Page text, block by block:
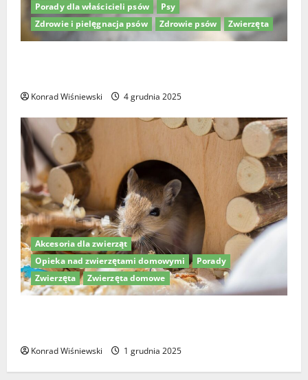
Porady dla właścicieli psów
Psy
Zdrowie i pielęgnacja psów
Zdrowie psów Zwierzęta
Konrad Wiśniewski 4 grudnia 2025
Akcesoria dla zwierząt
Opieka nad zwierzętami domowymi
Porady
Zwierzęta
Zwierzęta domowe
Konrad Wiśniewski 1 grudnia 2025